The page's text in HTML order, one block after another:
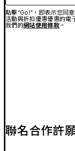
點擊“Go!”，即表示您同
活動與折扣優惠優惠的電
我們的網站使用條款。
聯名合作許